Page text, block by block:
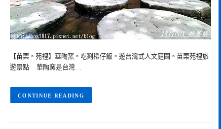
【苗栗。苑裡】華陶窯。吃割稻仔飯。遊台灣式人文庭園。苗栗苑裡旅
遊景點 華陶窯是台灣…
CONTINUE READING